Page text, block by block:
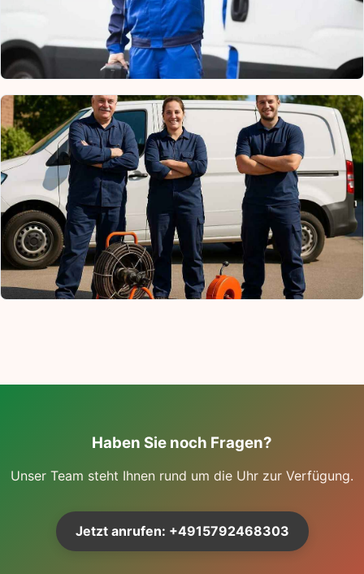
Haben Sie noch Fragen?
Unser Team steht Ihnen rund um die Uhr zur Verfügung.
Jetzt anrufen: +4915792468303